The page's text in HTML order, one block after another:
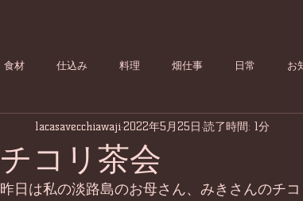
食材 仕込み 料理 畑仕事 日常 お
チコリ茶会
lacasavecchiawaji2022年5月25日 読了時間: 1分
昨日は私の淡路島のお母さん、みきさんのチ